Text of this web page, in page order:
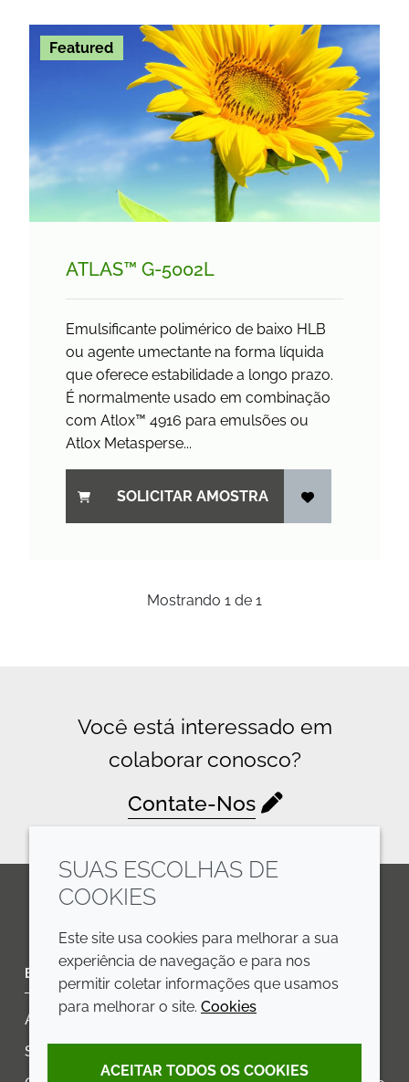
Featured
ATLAS™ G-5002L
Emulsificante polimérico de baixo HLB
ou agente umectante na forma líquida
que oferece estabilidade a longo prazo.
É normalmente usado em combinação
com Atlox™ 4916 para emulsões ou
Atlox Metasperse...
SOLICITAR AMOSTRA
Mostrando 1 de 1
Você está interessado em
colaborar conosco?
Contate-Nos
LinkedInYoutubeLine
EMPRESA
Annual Report
Sustainability Report
LEGAL
Termos e condições
SUAS ESCOLHAS DE
COOKIES
Este site usa cookies para melhorar a sua
experiência de navegação e para nos
permitir coletar informações que usamos
para melhorar o site. Cookies
ACEITAR TODOS OS COOKIES